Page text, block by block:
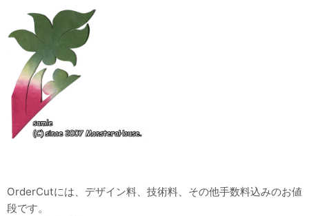
OrderCutには、デザイン料、技術料、その他手数料込みのお値
段です。